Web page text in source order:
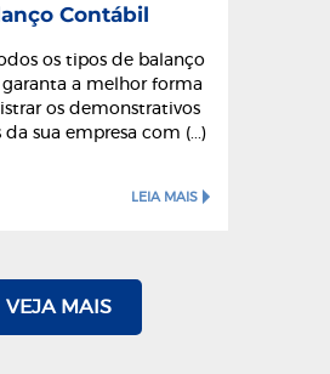
Contábil
os tipos de balanço
a melhor forma
os demonstrativos
sua empresa com (...)
LEIA MAIS
VEJA MAIS